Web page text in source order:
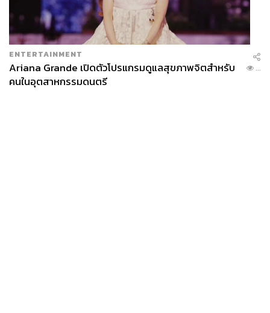
ENTERTAINMENT
Ariana Grande เปิดตัวโปรแกรมดูแลสุขภาพจิตสำหรับ
คนในอุตสาหกรรมดนตรี
...